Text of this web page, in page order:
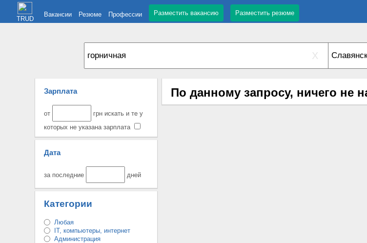
TRUD
Вакансии Резюме Профессии Разместить вакансию Разместить резюме
X
Зарплата
от
грн искать и те у
которых не указана зарплата
Дата
за последние дней
Категории
Любая
IT, компьютеры, интернет
Администрация
По данному запросу, ничего не